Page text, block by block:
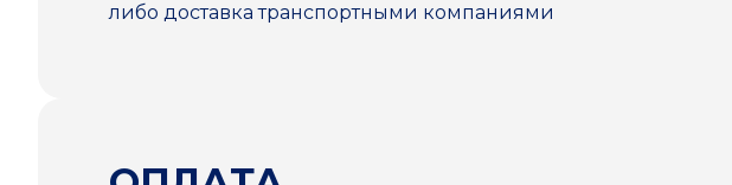
либо доставка транспортными компаниями